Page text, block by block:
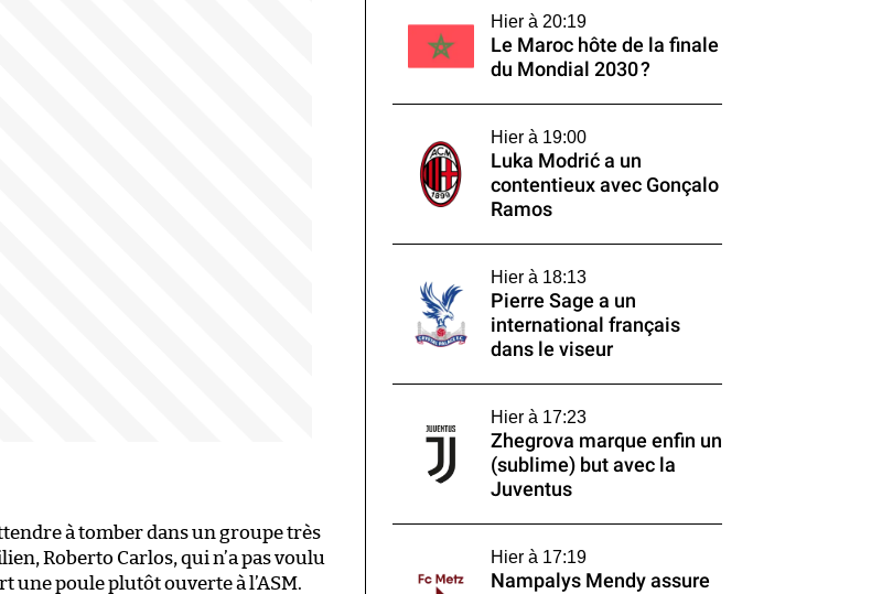
à tomber dans un groupe très
Roberto Carlos, qui n’a pas voulu
une poule plutôt ouverte à l’ASM.
Hier à 20:19
Le Maroc hôte de la finale
du Mondial 2030 ?
Hier à 19:00
Luka Modrić a un
contentieux avec Gonçalo
Ramos
Hier à 18:13
Pierre Sage a un
international français
dans le viseur
Hier à 17:23
Zhegrova marque enfin un
(sublime) but avec la
Juventus
Hier à 17:19
Nampalys Mendy assure